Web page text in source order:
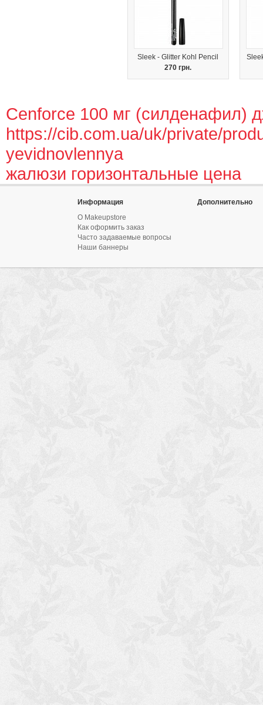
Sleek - Glitter Kohl Pencil
270 грн.
Cenforce 100 мг (силденафил)
https://cib.com.ua/uk/private/
yevidnovlennya
жалюзи горизонтальные цена
Информация
О Makeupstore
Как оформить заказ
Часто задаваемые вопросы
Наши баннеры
Дополнительно